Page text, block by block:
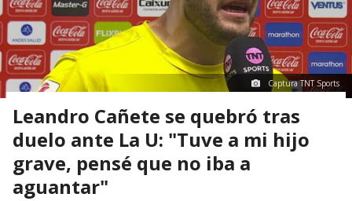
Captura TNT Sports
Leandro Cañete se quebró tras
duelo ante La U: "Tuve a mi hijo
grave, pensé que no iba a
aguantar"